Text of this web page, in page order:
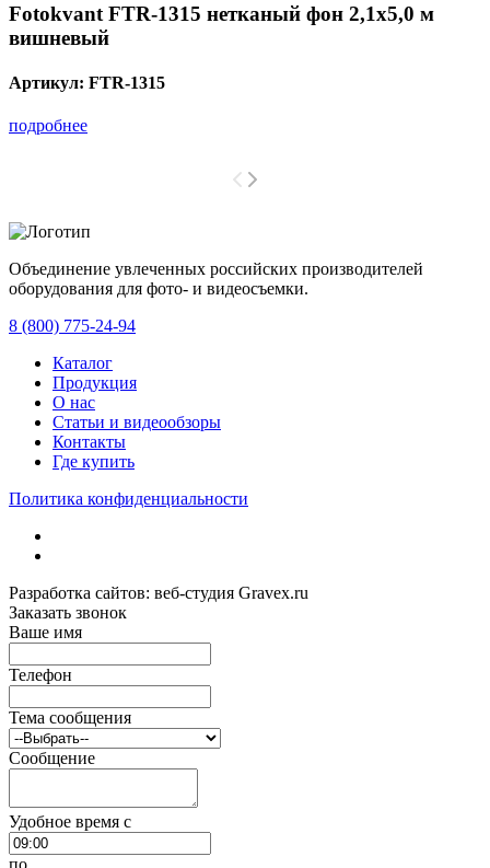
Fotokvant FTR-1315 нетканый фон 2,1х5,0 м
вишневый
Артикул: FTR-1315
подробнее
Объединение увлеченных российских производителей
оборудования для фото- и видеосъемки.
8 (800) 775-24-94
Каталог
Продукция
О нас
Статьи и видеообзоры
Контакты
Где купить
Политика конфиденциальности
Разработка сайтов: веб-студия Gravex.ru
Заказать звонок
Ваше имя
Телефон
Тема сообщения
Сообщение
Удобное время c